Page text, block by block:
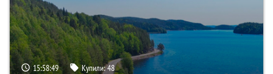
15:58:48 Купили:48